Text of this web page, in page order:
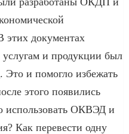
этих документах
и продукции был
Это и помогло избежать
этого появились
использовать ОКВЭД и
Как перевести одну